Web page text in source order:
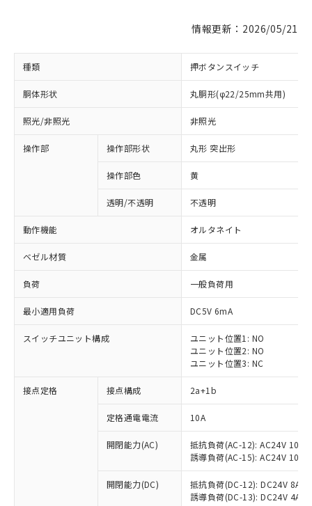
情報更新：2026/05/21
種類 押ボタンスイッチ
胴体形状 丸胴形(φ22/25mm共用)
照光/非照光 非照光
操作部 操作部形状 丸形 突出形
操作部色 黄
透明/不透明 不透明
動作機能 オルタネイト
ベゼル材質 金属
負荷 一般負荷用
最小適用負荷 DC5V 6mA
スイッチユニット構成
ユニット位置1: NO
ユニット位置2: NO
ユニット位置3: NC
接点定格 接点構成 2a+1b
定格通電電流 10A
開閉能力(AC)
抵抗負荷(AC-12): AC24V 10A/
誘導負荷(AC-15): AC24V
開閉能力(DC)
抵抗負荷(DC-12): DC24V 8A/
誘導負荷(DC-13): DC24V 4A/
ご利用条件
対応済み：EU RoHS指令（10物質）の
非含有に対応した製品が提供可能な商品で
有に対応した製品に切り替える予定のある